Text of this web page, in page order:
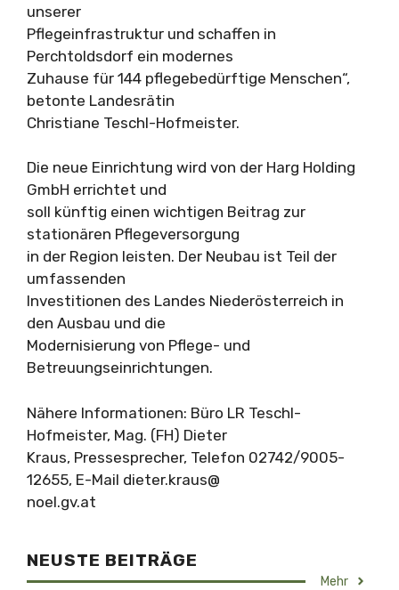
unserer
Pflegeinfrastruktur und schaffen in
Perchtoldsdorf ein modernes
Zuhause für 144 pflegebedürftige Menschen“,
betonte Landesrätin
Christiane Teschl-Hofmeister.
Die neue Einrichtung wird von der Harg Holding
GmbH errichtet und
soll künftig einen wichtigen Beitrag zur
stationären Pflegeversorgung
in der Region leisten. Der Neubau ist Teil der
umfassenden
Investitionen des Landes Niederösterreich in
den Ausbau und die
Modernisierung von Pflege- und
Betreuungseinrichtungen.
Nähere Informationen: Büro LR Teschl-
Hofmeister, Mag. (FH) Dieter
Kraus, Pressesprecher, Telefon 02742/9005-
12655, E-Mail dieter.kraus@
noel.gv.at
NEUSTE BEITRÄGE
Mehr